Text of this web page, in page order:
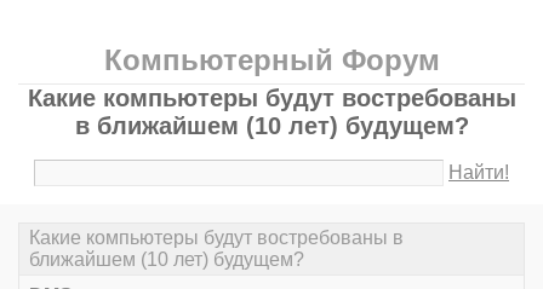
Компьютерный Форум
Какие компьютеры будут востребованы
в ближайшем (10 лет) будущем?
Найти!
Какие компьютеры будут востребованы в
ближайшем (10 лет) будущем?